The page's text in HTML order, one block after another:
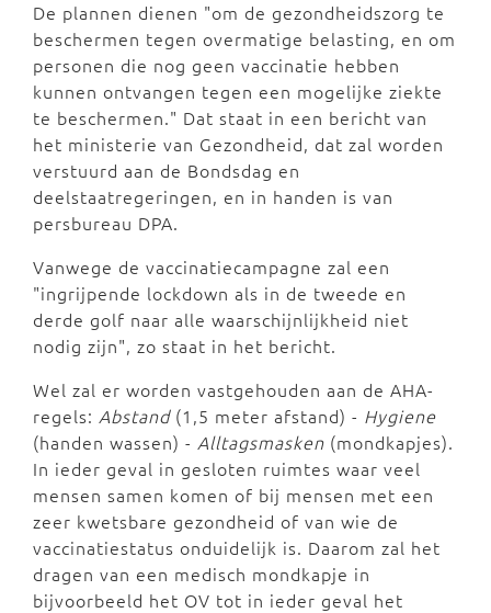
De plannen dienen "om de gezondheidszorg te
beschermen tegen overmatige belasting, en om
personen die nog geen vaccinatie hebben
kunnen ontvangen tegen een mogelijke ziekte
te beschermen." Dat staat in een bericht van
het ministerie van Gezondheid, dat zal worden
verstuurd aan de Bondsdag en
deelstaatregeringen, en in handen is van
persbureau DPA.
Vanwege de vaccinatiecampagne zal een
"ingrijpende lockdown als in de tweede en
derde golf naar alle waarschijnlijkheid niet
nodig zijn", zo staat in het bericht.
Wel zal er worden vastgehouden aan de AHA-
regels: Abstand(1,5 meter afstand) - Hygiene
(handen wassen) - Alltagsmasken (mondkapjes).
In ieder geval in gesloten ruimtes waar veel
mensen samen komen of bij mensen met een
zeer kwetsbare gezondheid of van wie de
vaccinatiestatus onduidelijk is. Daarom zal het
dragen van een medisch mondkapje in
bijvoorbeeld het OV tot in ieder geval het